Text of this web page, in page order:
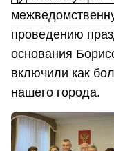
проведению
основания
включили как
нашего города.